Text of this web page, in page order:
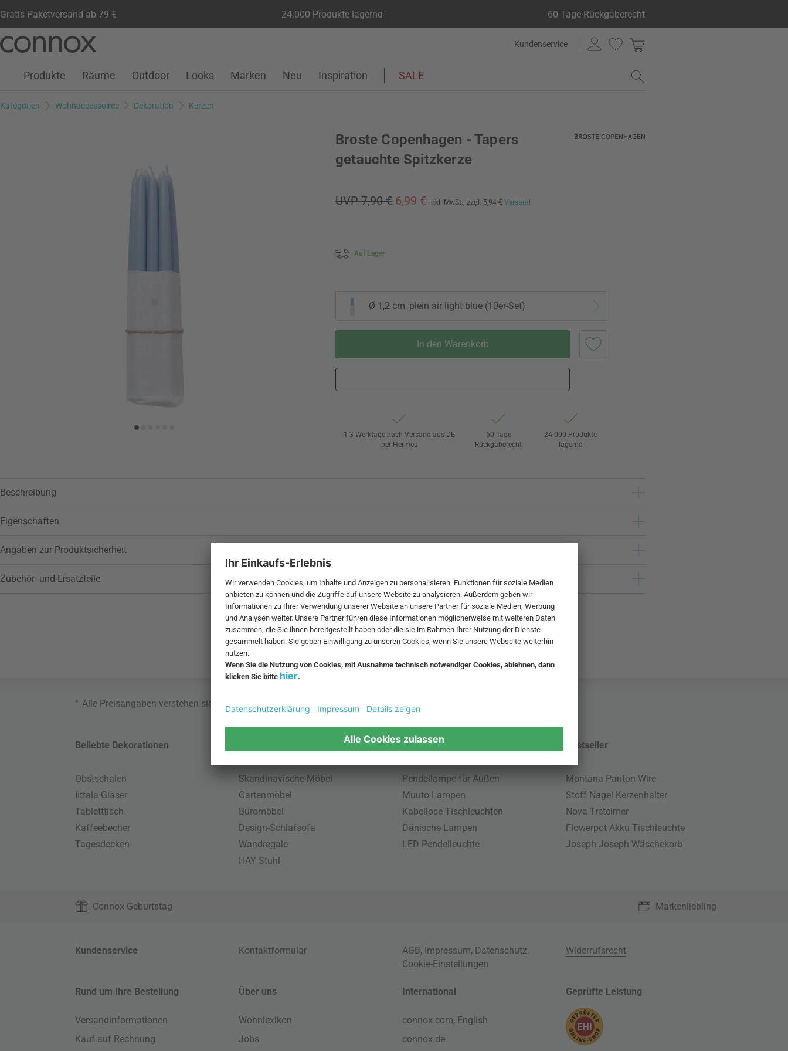
Gratis Paketversand ab 79 € 24.000 Produkte lagernd 60 Tage Rückgaberecht
Seiteninhalt
Suchfeld
Kundenservice
Kundenkonto
Wunschliste
Warenkorb
Produkte Räume Outdoor Looks Marken Neu Inspiration SALE
Kategorien Wohnaccessoires Dekoration Kerzen
Broste Copenhagen - Tapers
getauchte Spitzkerze
UVP 7,90 € 6,99 € inkl. MwSt., zzgl. 5,94 € Versand
Auf Lager
Ø 1,2 cm, plein air light blue (10er-Set)
In den Warenkorb
1-3 Werktage nach Versand aus DE
per Hermes
60 Tage
Rückgaberecht
24.000 Produkte
lagernd
Beschreibung
Eigenschaften
Angaben zur Produktsicherheit
Zubehör- und Ersatzteile
* Alle Preisangaben verstehen sich inklusive MwSt. und zzgl. Versandkosten
Beliebte Dekorationen
Obstschalen
Iittala Gläser
Tabletttisch
Kaffeebecher
Tagesdecken
Skandinavische Möbel
Gartenmöbel
Büromöbel
Design-Schlafsofa
Wandregale
HAY Stuhl
Beliebte Leuchten
Pendellampe für Außen
Muuto Lampen
Kabellose Tischleuchten
Dänische Lampen
LED Pendelleuchte
Bestseller
Montana Panton Wire
Stoff Nagel Kerzenhalter
Nova Treteimer
Flowerpot Akku Tischleuchte
Joseph Joseph Wäschekorb
Connox Geburtstag Markenliebling
Kundenservice Kontaktformular AGB, Impressum, Datenschutz,
Cookie-Einstellungen
Widerrufsrecht
Rund um Ihre Bestellung
Versandinformationen
Kauf auf Rechnung
Über uns
Wohnlexikon
Jobs
International
connox.com, English
connox.de
Geprüfte Leistung